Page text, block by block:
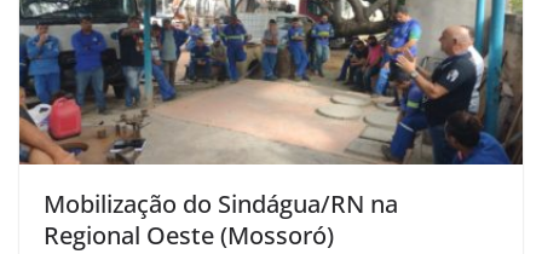
Mobilização do Sindágua/RN na
Regional Oeste (Mossoró)